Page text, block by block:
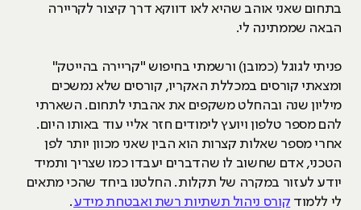
בתחום שאני אוהב שהיא לאו דווקא דרך קיצור לקריירה
הבאה שממתינה לי.
פניתי לגוגל (כמובן) ורשמתי בחיפוש "קריירה בהייטק"
ומצאתי קורסים במכללת האקריו, קורסים שלא נמשכים
מיליון שנה ובהחלט משקפים את אהבתי לתחום. השארתי
להם מספר טלפון ויועץ לימודים חזר אליי עוד באותו היום.
אחרי מספר שאלות קצרות הוא הבין שאני מכוון יותר לפן
הטכני, אדם שחשוב לו שהדברים יעבדו כמו שצריך ותמיד
יודע לעזור במקרה של תקלות. החלטנו ביחד שהכי מתאים
לי ללמוד קורס ניהול תשתיות רשת ואבטחת מידע.